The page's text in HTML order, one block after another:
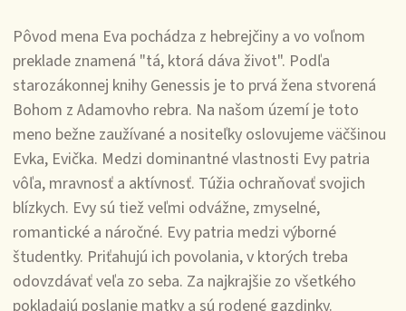
Pôvod mena Eva pochádza z hebrejčiny a vo voľnom
preklade znamená "tá, ktorá dáva život". Podľa
starozákonnej knihy Genessis je to prvá žena stvorená
Bohom z Adamovho rebra. Na našom území je toto
meno bežne zaužívané a nositeľky oslovujeme väčšinou
Evka, Evička. Medzi dominantné vlastnosti Evy patria
vôľa, mravnosť a aktívnosť. Túžia ochraňovať svojich
blízkych. Evy sú tiež veľmi odvážne, zmyselné,
romantické a náročné. Evy patria medzi výborné
študentky. Priťahujú ich povolania, v ktorých treba
odovzdávať veľa zo seba. Za najkrajšie zo všetkého
pokladajú poslanie matky a sú rodené gazdinky.